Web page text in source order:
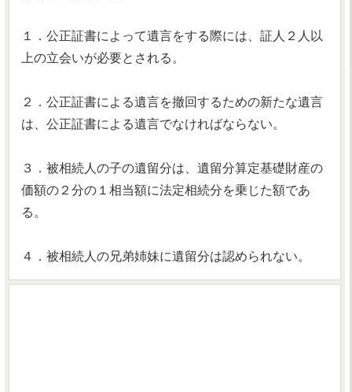
１．公正証書によって遺言をする際には、証人２人以
上の立会いが必要とされる。
２．公正証書による遺言を撤回するための新たな遺言
は、公正証書による遺言でなければならない。
３．被相続人の子の遺留分は、遺留分算定基礎財産の
価額の２分の１相当額に法定相続分を乗じた額であ
る。
４．被相続人の兄弟姉妹に遺留分は認められない。